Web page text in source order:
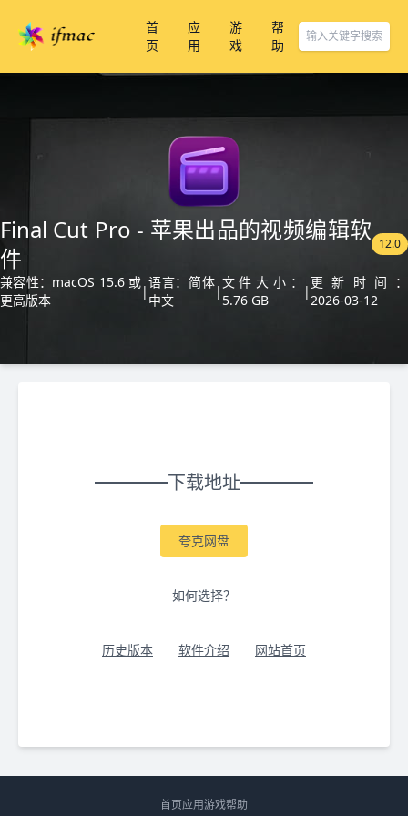
首
页
应
用
游
戏
帮
助
Final Cut Pro - 苹果出品的视频编辑软
件
12.0
兼容性：macOS 15.6 或
更高版本
|
语言：简体
中文
|
文件大小：
5.76 GB
|
更新时间：
2026-03-12
下载地址
夸克网盘
如何选择？
历史版本 软件介绍 网站首页
首页应用游戏帮助